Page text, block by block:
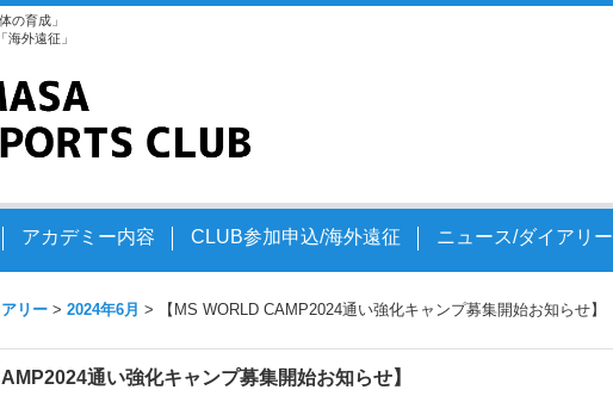
の育成」
外遠征」
アカデミー内容 CLUB参加申込/海外遠征 ニュース/ダイアリー
リー > 2024年6月 > 【MS WORLD CAMP2024通い強化キャンプ募集開始お知らせ】
通い強化キャンプ募集開始お知らせ】